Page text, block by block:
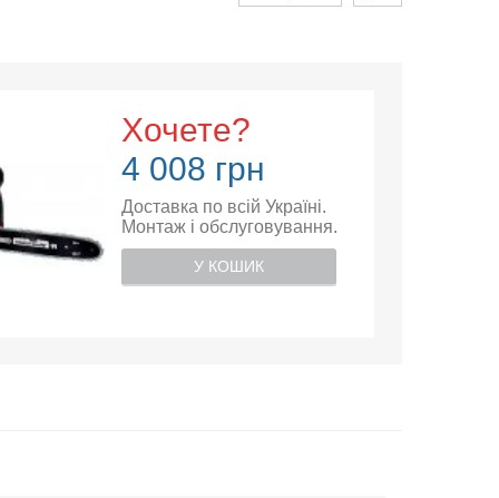
Хочете?
4 008 грн
Доставка по всій Україні.
Монтаж і обслуговування.
У КОШИК